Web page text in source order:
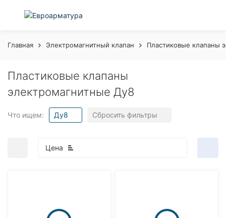
Главная Электромагнитный клапан Пластиковые клапаны
Пластиковые клапаны
электромагнитные Ду8
Что ищем: Ду8 Сбросить фильтры
Цена